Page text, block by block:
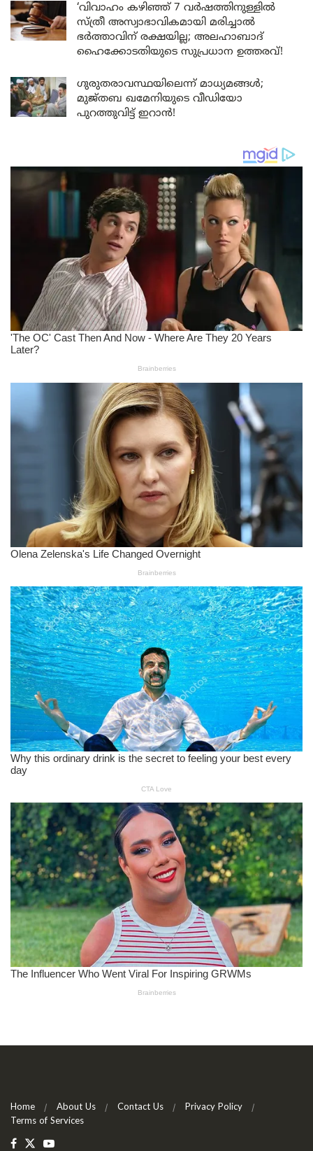
‘വിവാഹം കഴിഞ്ഞ് 7 വർഷത്തിനുള്ളിൽ
സ്ത്രീ അസ്വാഭാവികമായി മരിച്ചാൽ
ഭർത്താവിന് രക്ഷയില്ല; അലഹാബാദ്
ഹൈക്കോടതിയുടെ സുപ്രധാന ഉത്തരവ്!
ഗുരുതരാവസ്ഥയിലെന്ന് മാധ്യമങ്ങൾ;
മുജ്തബ ഖമേനിയുടെ വീഡിയോ
പുറത്തുവിട്ട് ഇറാൻ!
Home About Us Contact Us
Privacy Policy
Terms of Services